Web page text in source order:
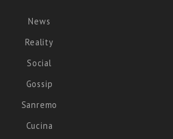
News
Reality
Social
Gossip
Sanremo
Cucina